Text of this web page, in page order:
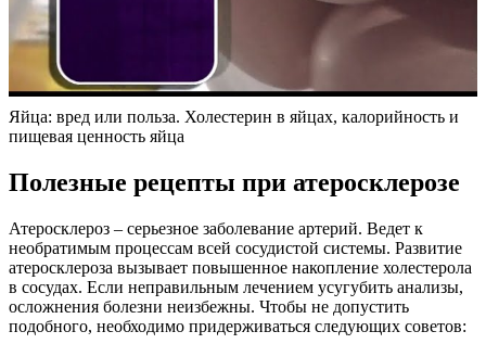
Яйца: вред или польза. Холестерин в яйцах, калорийность и
пищевая ценность яйца
Полезные рецепты при атеросклерозе
Атеросклероз – серьезное заболевание артерий. Ведет к
необратимым процессам всей сосудистой системы. Развитие
атеросклероза вызывает повышенное накопление холестерола
в сосудах. Если неправильным лечением усугубить анализы,
осложнения болезни неизбежны. Чтобы не допустить
подобного, необходимо придерживаться следующих советов: